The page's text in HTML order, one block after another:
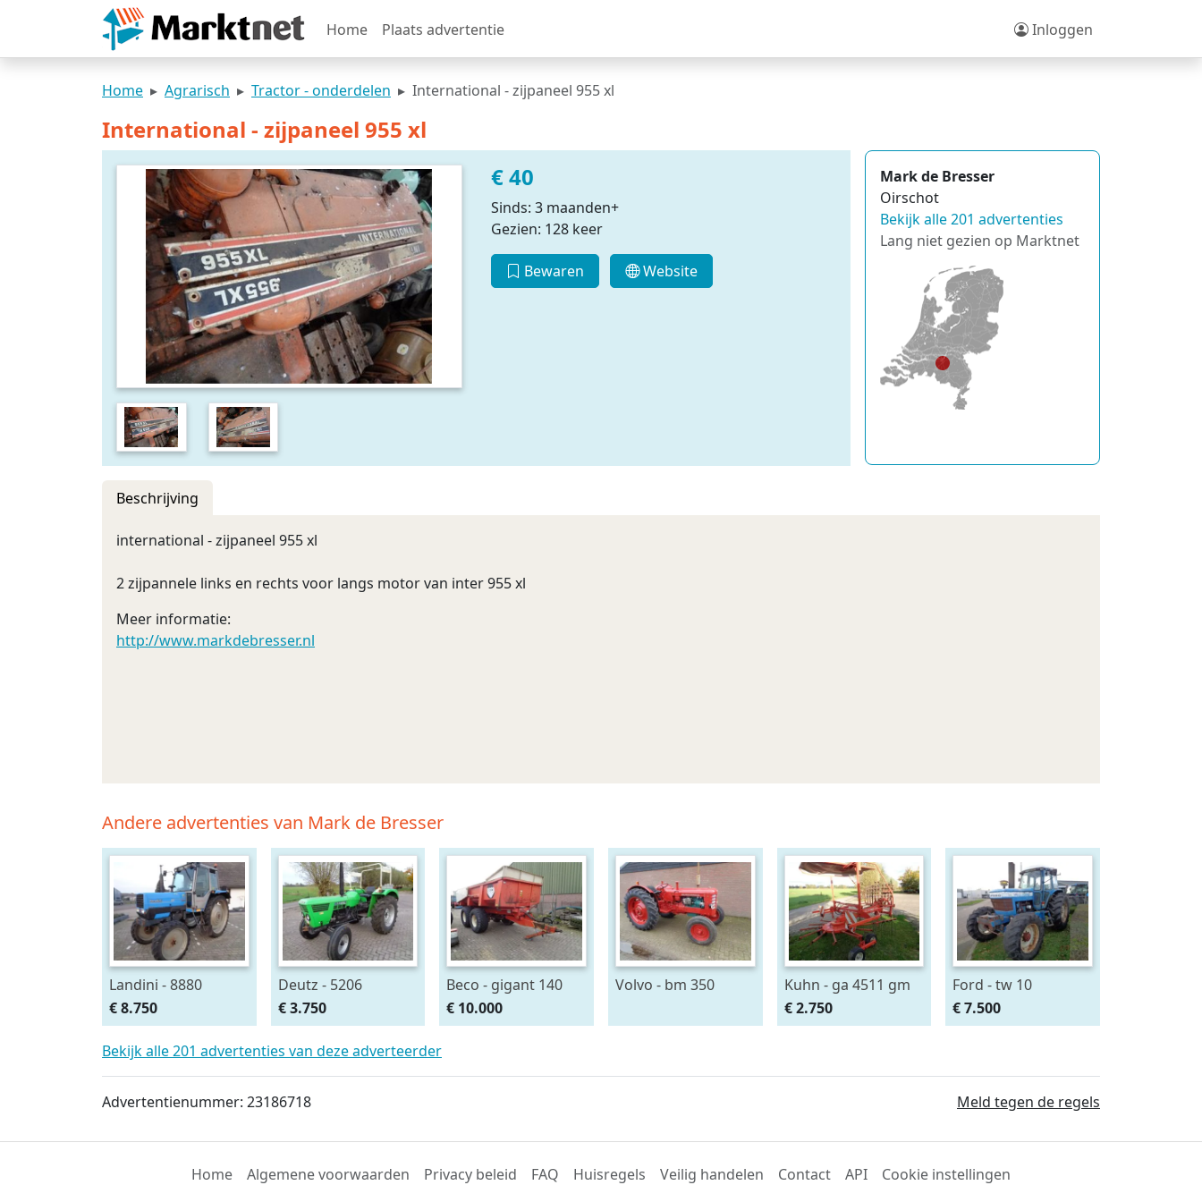
Home Plaats advertentie Inloggen
Home Agrarisch Tractor - onderdelen International - zijpaneel 955 xl
International - zijpaneel 955 xl
€ 40
Sinds: 3 maanden+
Gezien: 128 keer
Bewaren Website
Mark de Bresser
Oirschot
Bekijk alle 201 advertenties
Lang niet gezien op Marktnet
Beschrijving
international - zijpaneel 955 xl
2 zijpannele links en rechts voor langs motor van inter 955 xl
Meer informatie:
http://www.markdebresser.nl
Andere advertenties van Mark de Bresser
Landini - 8880
€ 8.750
Deutz - 5206
€ 3.750
Beco - gigant 140
€ 10.000
Volvo - bm 350
Kuhn - ga 4511 gm
€ 2.750
Ford - tw 10
€ 7.500
Bekijk alle 201 advertenties van deze adverteerder
Advertentienummer: 23186718 Meld tegen de regels
Home Algemene voorwaarden Privacy beleid FAQ Huisregels Veilig handelen Contact API Cookie instellingen